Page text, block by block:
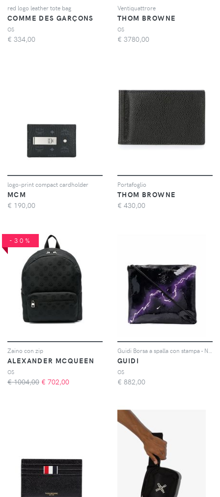
red logo leather tote bag
COMME DES GARÇONS
OS
€ 334,00
Ventiquattrore
THOM BROWNE
OS
€ 3780,00
logo-print compact cardholder
MCM
€ 190,00
Portafoglio
THOM BROWNE
€ 430,00
-30%
Zaino con zip
ALEXANDER MCQUEEN
OS
€ 1004,00 € 702,00
GUIDI
OS
€ 882,00